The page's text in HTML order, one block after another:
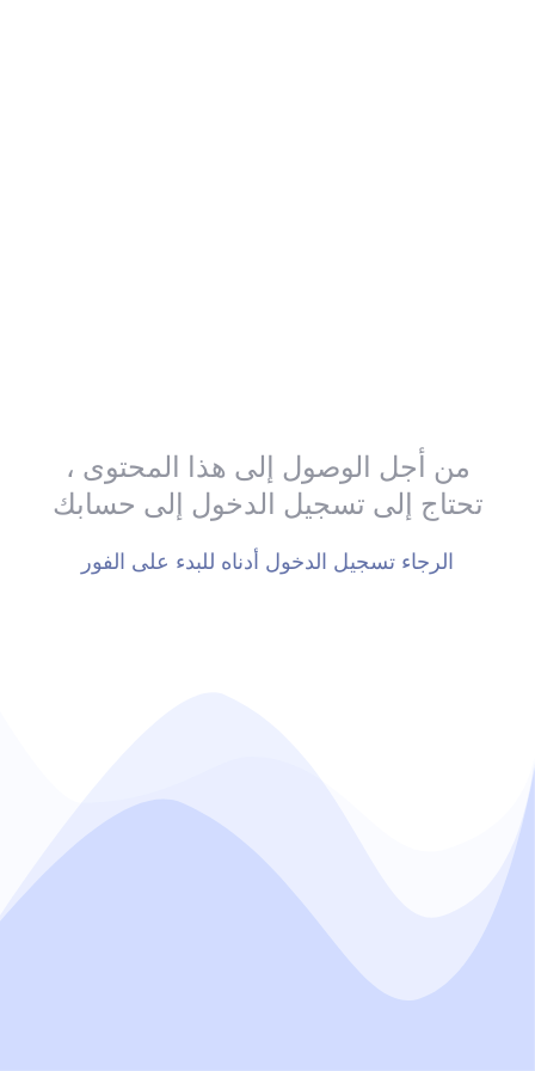
من أجل الوصول إلى هذا المحتوى ،
تحتاج إلى تسجيل الدخول إلى حسابك
الرجاء تسجيل الدخول أدناه للبدء على الفور